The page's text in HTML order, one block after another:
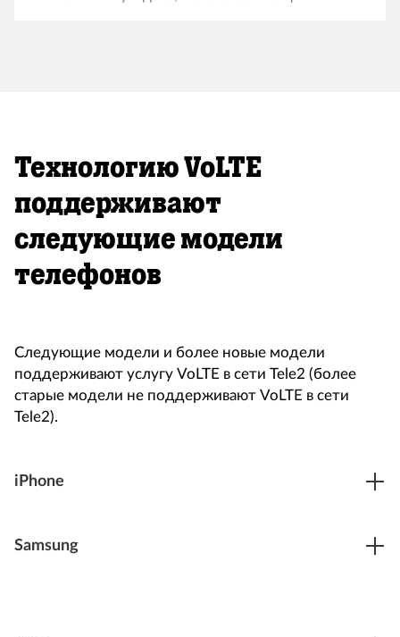
Технологию VoLTE
поддерживают
следующие модели
телефонов
Следующие модели и более новые модели
поддерживают услугу VoLTE в сети Tele2 (более
старые модели не поддерживают VoLTE в сети
Tele2).
iPhone
Samsung